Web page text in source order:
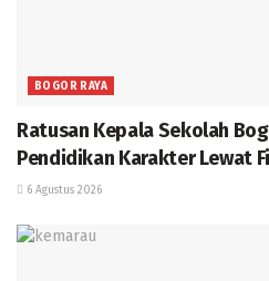
BOGOR RAYA
Ratusan Kepala Sekolah
Pendidikan Karakter Lewat
6 Agustus 2026